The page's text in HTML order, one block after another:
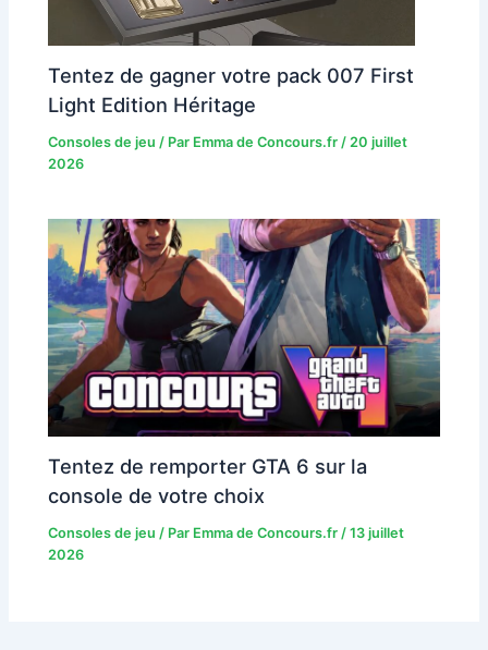
Tentez de gagner votre pack 007 First
Light Edition Héritage
Consoles de jeu / Par Emma de Concours.fr/20 juillet
2026
Tentez de remporter GTA 6 sur la
console de votre choix
Consoles de jeu / Par Emma de Concours.fr/13 juillet
2026